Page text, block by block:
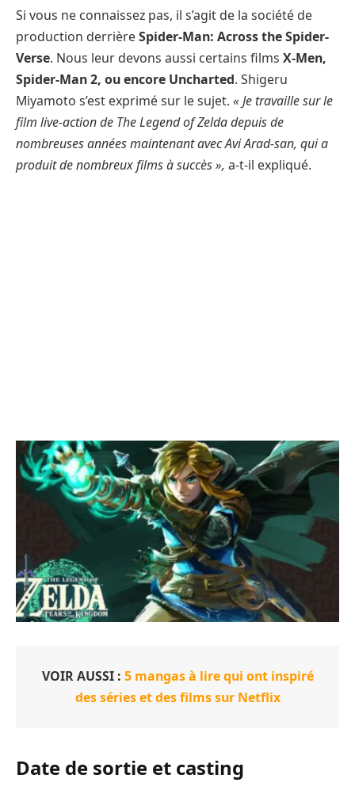
Si vous ne connaissez pas, il s’agit de la société de
production derrièreSpider-Man: Across the Spider-
Verse. Nous leur devons aussi certains films X-Men,
Spider-Man 2, ou encore Uncharted. Shigeru
Miyamoto s’est exprimé sur le sujet. « Je travaille sur le
film live-action de The Legend of Zelda depuis de
nombreuses années maintenant avec Avi Arad-san, qui a
produit de nombreux films à succès », a-t-il expliqué.
VOIR AUSSI : 5 mangas à lire qui ont inspiré
des séries et des films sur Netflix
Date de sortie et casting